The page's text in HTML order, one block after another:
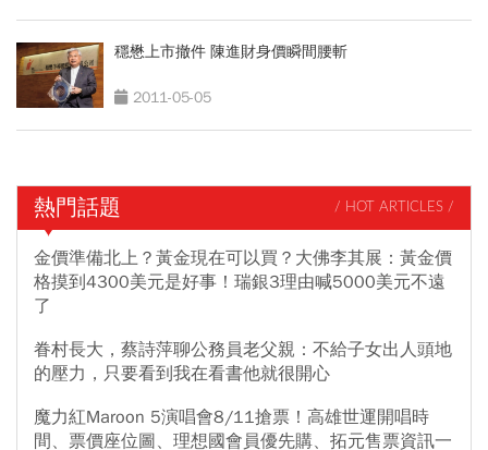
穩懋上市撤件 陳進財身價瞬間腰斬
2011-05-05
熱門話題 / HOT ARTICLES /
金價準備北上？黃金現在可以買？大佛李其展：黃金價
格摸到4300美元是好事！瑞銀3理由喊5000美元不遠
了
眷村長大，蔡詩萍聊公務員老父親：不給子女出人頭地
的壓力，只要看到我在看書他就很開心
魔力紅Maroon 5演唱會8/11搶票！高雄世運開唱時
間、票價座位圖、理想國會員優先購、拓元售票資訊一